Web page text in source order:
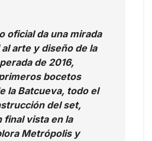
oficial da una mirada
arte y diseño de la
de 2016,
bocetos
la Batcueva, todo el
del set,
final vista en la
Metrópolis y